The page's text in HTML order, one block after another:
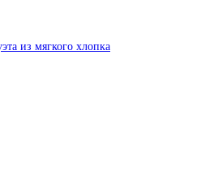
из мягкого хлопка